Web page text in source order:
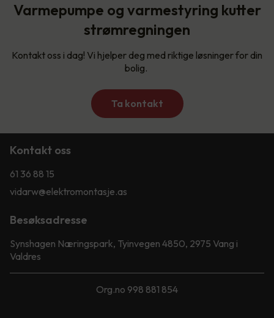
Varmepumpe og varmestyring kutter
strømregningen
Kontakt oss i dag! Vi hjelper deg med riktige løsninger for din
bolig.
Ta kontakt
Kontakt oss
61 36 88 15
vidarw@elektromontasje.as
Besøksadresse
Synshagen Næringspark, Tyinvegen 4850, 2975 Vang i
Valdres
Org.no 998 881 854